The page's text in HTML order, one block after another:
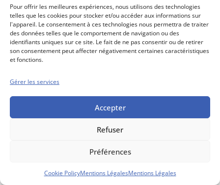
Pour offrir les meilleures expériences, nous utilisons des technologies
telles que les cookies pour stocker et/ou accéder aux informations sur
l'appareil. Le consentement à ces technologies nous permettra de traiter
des données telles que le comportement de navigation ou des
identifiants uniques sur ce site. Le fait de ne pas consentir ou de retirer
son consentement peut affecter négativement certaines caractéristiques
et fonctions.
Gérer les services
Accepter
Refuser
Préférences
Cookie PolicyMentions LégalesMentions Légales
Marigny
Mentions Légales
Politique cookie
Conditions générales de vente